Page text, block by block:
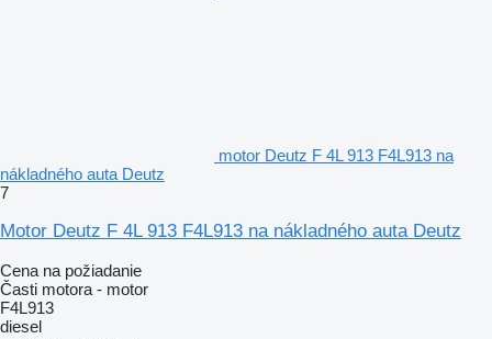
motor Deutz F 4L 913 F4L913 na
nákladného auta Deutz
7
Motor Deutz F 4L 913 F4L913 na nákladného auta Deutz
Cena na požiadanie
Časti motora - motor
F4L913
diesel